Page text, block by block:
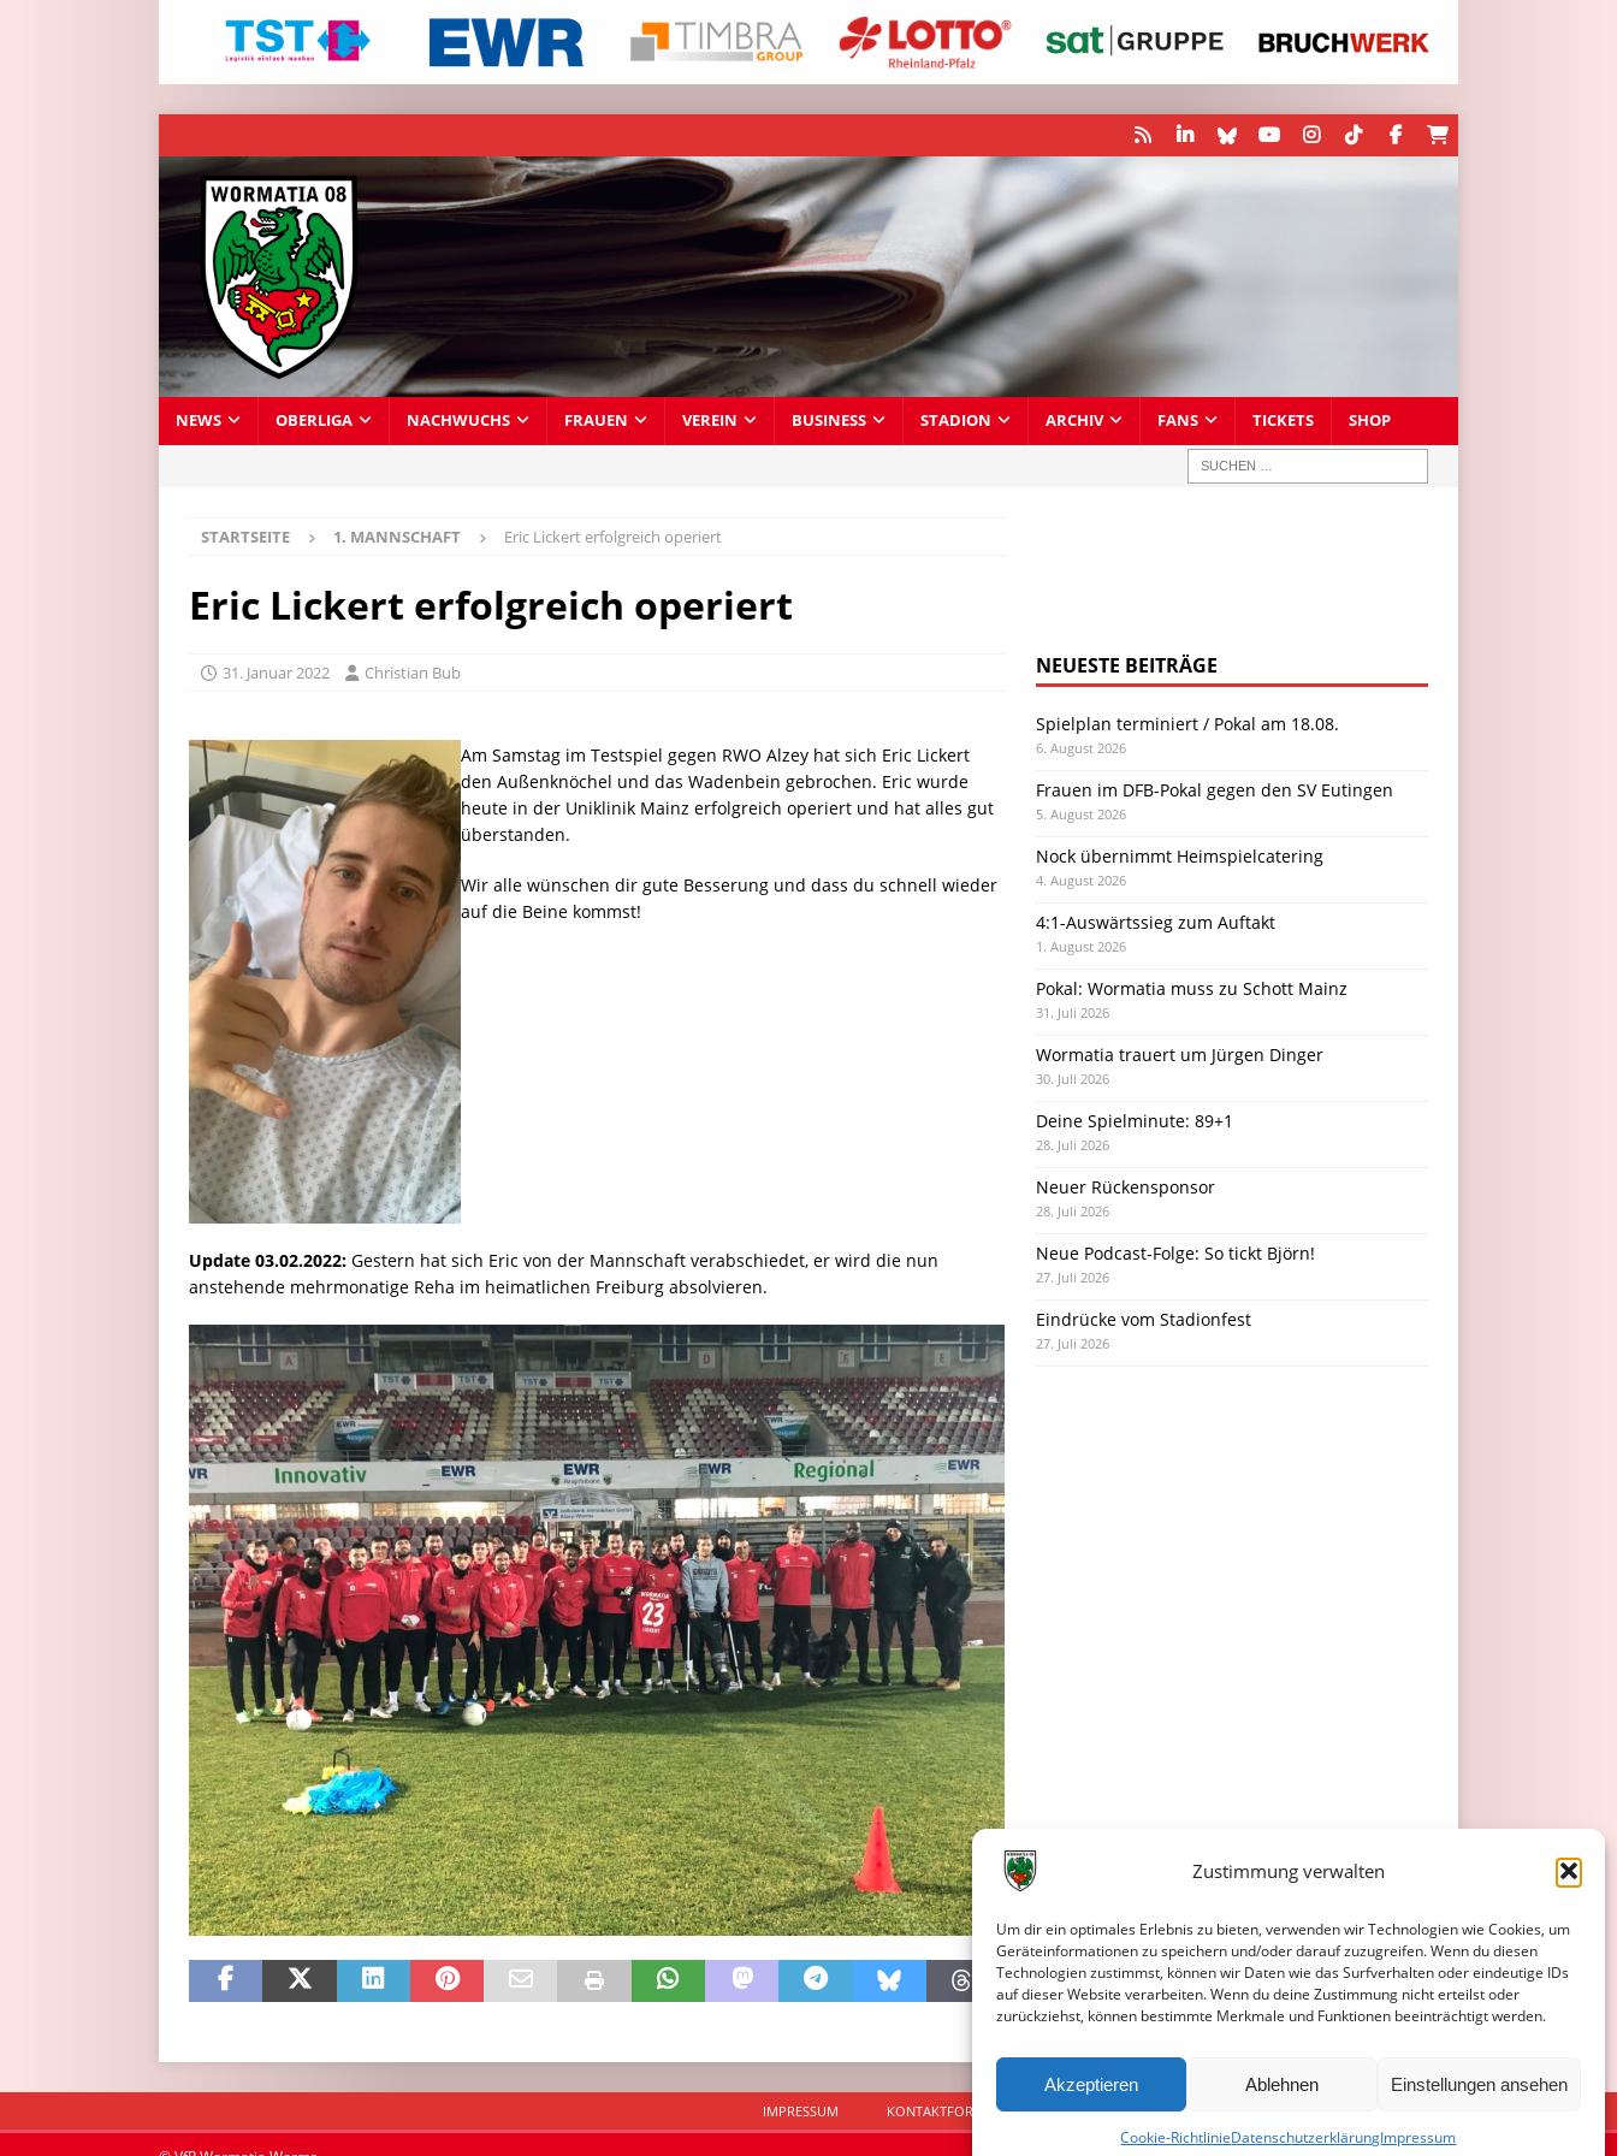
Zustimmung verwalten
Um dir ein optimales Erlebnis zu bieten, verwenden wir Technologien wie Cookies, um
Geräteinformationen zu speichern und/oder darauf zuzugreifen. Wenn du diesen
Technologien zustimmst, können wir Daten wie das Surfverhalten oder eindeutige IDs
auf dieser Website verarbeiten. Wenn du deine Zustimmung nicht erteilst oder
zurückziehst, können bestimmte Merkmale und Funktionen beeinträchtigt werden.
Akzeptieren Ablehnen Einstellungen ansehen
Cookie-RichtlinieDatenschutzerklärungImpressum
NEWS OBERLIGA NACHWUCHS FRAUEN VEREIN BUSINESS STADION ARCHIV FANS TICKETS SHOP
STARTSEITE 1. MANNSCHAFT Eric Lickert erfolgreich operiert
Eric Lickert erfolgreich operiert
31. Januar 2022 Christian Bub
Am Samstag im Testspiel gegen RWO Alzey hat sich Eric Lickert
den Außenknöchel und das Wadenbein gebrochen. Eric wurde
heute in der Uniklinik Mainz erfolgreich operiert und hat alles gut
überstanden.
Wir alle wünschen dir gute Besserung und dass du schnell wieder
auf die Beine kommst!
Update 03.02.2022: Gestern hat sich Eric von der Mannschaft verabschiedet, er wird die nun
anstehende mehrmonatige Reha im heimatlichen Freiburg absolvieren.
NEUESTE BEITRÄGE
Spielplan terminiert / Pokal am 18.08.
6. August 2026
Frauen im DFB-Pokal gegen den SV Eutingen
5. August 2026
Nock übernimmt Heimspielcatering
4. August 2026
4:1-Auswärtssieg zum Auftakt
1. August 2026
Pokal: Wormatia muss zu Schott Mainz
31. Juli 2026
Wormatia trauert um Jürgen Dinger
30. Juli 2026
Deine Spielminute: 89+1
28. Juli 2026
Neuer Rückensponsor
28. Juli 2026
Neue Podcast-Folge: So tickt Björn!
27. Juli 2026
Eindrücke vom Stadionfest
27. Juli 2026
IMPRESSUM KONTAKTFORMULAR DATENSCHUTZERKLÄRUNG